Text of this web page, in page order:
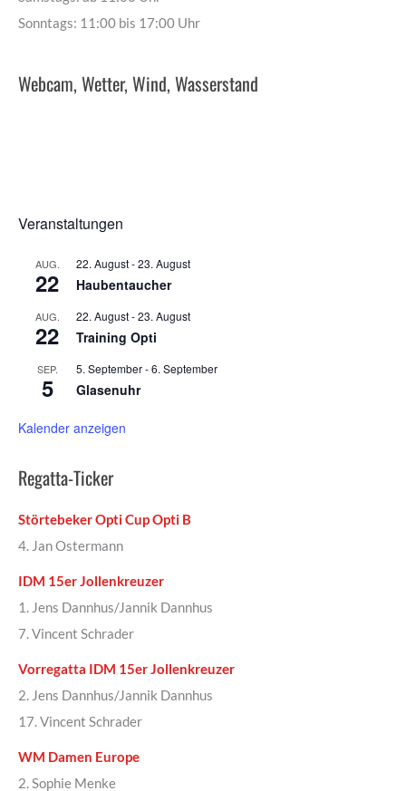
Sonntags: 11:00 bis 17:00 Uhr
Webcam, Wetter, Wind, Wasserstand
Veranstaltungen
AUG.
22
22. August-23. August
Haubentaucher
AUG.
22
22. August-23. August
Training Opti
SEP.
5
5. September-6. September
Glasenuhr
Kalender anzeigen
Regatta-Ticker
Störtebeker Opti Cup Opti B
4. Jan Ostermann
IDM 15er Jollenkreuzer
1. Jens Dannhus/Jannik Dannhus
7. Vincent Schrader
Vorregatta IDM 15er Jollenkreuzer
2. Jens Dannhus/Jannik Dannhus
17. Vincent Schrader
WM Damen Europe
2. Sophie Menke